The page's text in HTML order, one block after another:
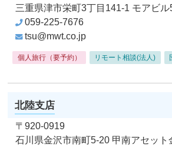
三重県津市栄町3丁目141-1 モアビル
059-225-7676
tsu@mwt.co.jp
個人旅行（要予約） リモート相談(法人)
北陸支店
〒920-0919
石川県金沢市南町5-20甲南アセット